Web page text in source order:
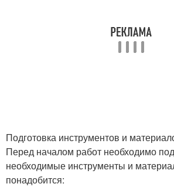
Подготовка инструментов и
Перед началом работ необходимо
необходимые инструменты и
понадобится: